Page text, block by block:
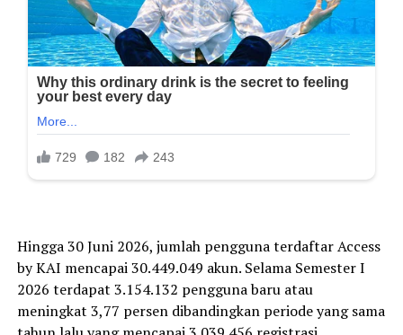
Hingga 30 Juni 2026, jumlah pengguna terdaftar Access
by KAI mencapai 30.449.049 akun. Selama Semester I
2026 terdapat 3.154.132 pengguna baru atau
meningkat 3,77 persen dibandingkan periode yang sama